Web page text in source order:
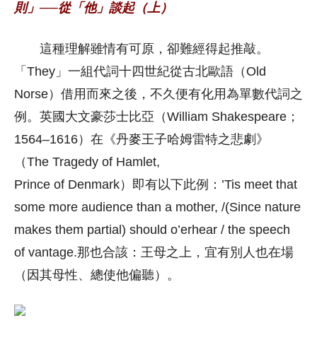
則」──從「他」談起（上）
這種理解雖情有可原，卻難經得起推敲。
「They」一組代詞十四世紀從古北歐語（Old
Norse）借用而來之後，不久便有化用為單數代詞之
例。英國大文豪莎士比亞（William Shakespeare；
1564–1616）在《丹麥王子哈姆雷特之悲劇》
（The Tragedy of Hamlet,
Prince of Denmark）即有以下此例：’Tis meet that
some more audience than a mother, /(Since nature
makes them partial) should o’erhear / the speech
of vantage.那也合該：王母之上，宜有別人也在場
（因其母性、總使他偏聽）。